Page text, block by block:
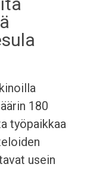
180
työpaikkaa
usein